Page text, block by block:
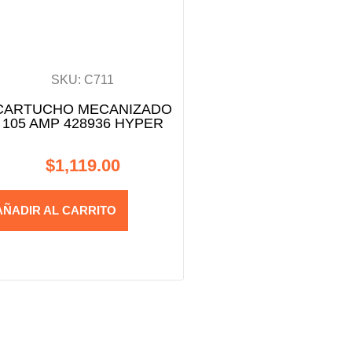
SKU: C711
MECANIZADO
105 AMP 428936 HYPER
$1,119.00
AL CARRITO